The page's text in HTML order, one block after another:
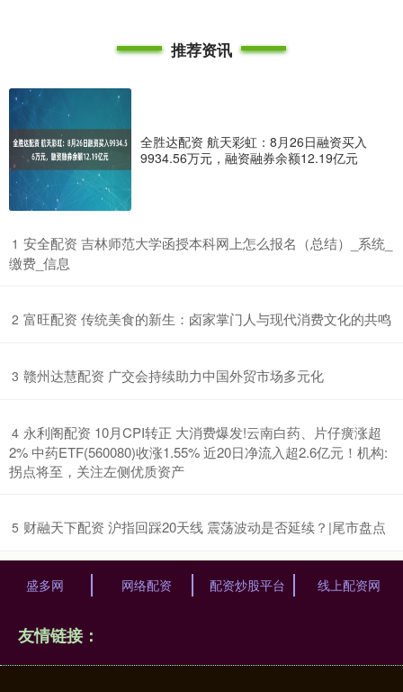
推荐资讯
全胜达配资 航天彩虹：8月26日融资买入
9934.56万元，融资融券余额12.19亿元
1 ​安全配资 吉林师范大学函授本科网上怎么报名（总结）_系统_
缴费_信息
2 ​富旺配资 传统美食的新生：卤家掌门人与现代消费文化的共鸣
3 ​赣州达慧配资 广交会持续助力中国外贸市场多元化
4 ​永利阁配资 10月CPI转正 大消费爆发!云南白药、片仔癀涨超
2% 中药ETF(560080)收涨1.55% 近20日净流入超2.6亿元！机构:
拐点将至，关注左侧优质资产
5 ​财融天下配资 沪指回踩20天线 震荡波动是否延续？|尾市盘点
盛多网 网络配资 配资炒股平台 线上配资网
友情链接：